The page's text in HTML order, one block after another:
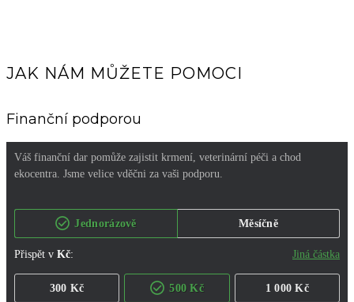
JAK NÁM MŮŽETE POMOCI
Finanční podporou